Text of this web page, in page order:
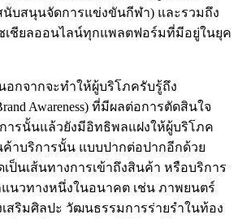
บสนุนจัดการแข่งขันกีฬา) และรวมถึง
เชียลออนไลน์ทุกแพลตฟอร์มที่มีอยู่ในยุค
กจากจะทำให้ผู้บริโภครับรู้ถึง
Awareness) ที่มีผลต่อการตัดสินใจ
ารนั้นแล้วยังมีอิทธิพลแฝงให้ผู้บริโภค
าบริการนั้น แบบปากต่อปากอีกด้วย
เป็นเส้นทางการเข้าถึงสินค้า หรือบริการ
กแนวทางหนึ่งในอนาคต เช่น ภาพยนตร์
สริมศิลปะ วัฒนธรรมการร่ายรำในท้อง